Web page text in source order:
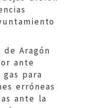
Aragón
ante
para
erróneas
ante la